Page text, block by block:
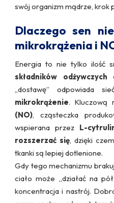
swój organizm mądrze, krok
Dlaczego sen
mikrokrążenia i
Energia to nie tylko ilość
składników
„dostawę” odpowiada
mikrokrążenie. Kluczową
(NO), cząsteczka
wspierana przez L-
rozszerzać się, dzięki
tkanki są lepiej dotlenione.
Gdy tego mechanizmu
ciało może „działać na
koncentracja i nastrój.